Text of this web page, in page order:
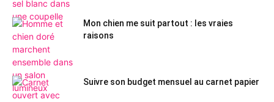
Mon chien me suit partout : les vraies
raisons
Suivre son budget mensuel au carnet papier